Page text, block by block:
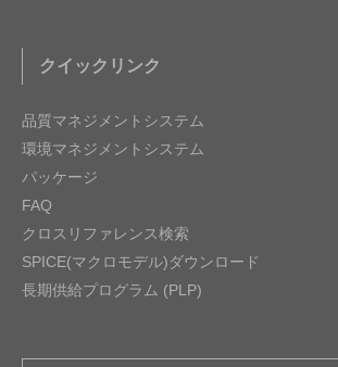
クイックリンク
品質マネジメントシステム
環境マネジメントシステム
パッケージ
FAQ
クロスリファレンス検索
SPICE(マクロモデル)ダウンロード
長期供給プログラム (PLP)